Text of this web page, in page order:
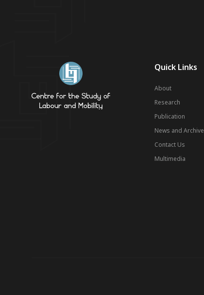
Quick Links
About
Research
Publication
News and Archive
Contact Us
Multimedia